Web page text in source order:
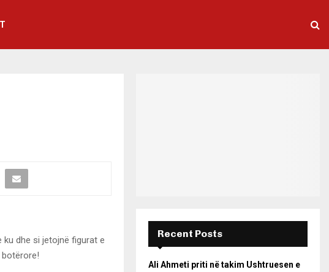
dhe si jetojnë figurat e
Recent Posts
Ali Ahmeti priti në takim Ushtruesen e